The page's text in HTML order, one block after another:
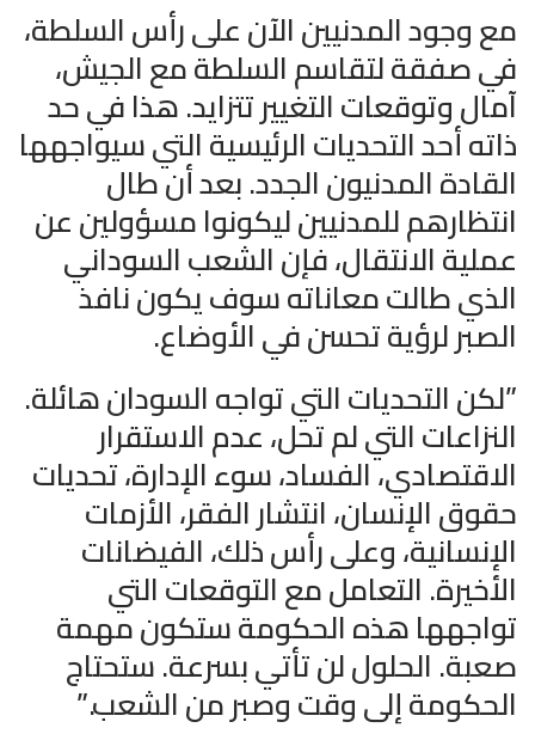
مع وجود المدنيين الآن على رأس السلطة،
في صفقة لتقاسم السلطة مع الجيش،
آمال وتوقعات التغيير تتزايد. هذا في حد
ذاته أحد التحديات الرئيسية التي سيواجهها
القادة المدنيون الجدد. بعد أن طال
انتظارهم للمدنيين ليكونوا مسؤولين عن
عملية الانتقال، فإن الشعب السوداني
الذي طالت معاناته سوف يكون نافذ
الصبر لرؤية تحسن في الأوضاع.
”لكن التحديات التي تواجه السودان هائلة.
النزاعات التي لم تحل، عدم الاستقرار
الاقتصادي، الفساد، سوء الإدارة، تحديات
حقوق الإنسان، انتشار الفقر، الأزمات
الإنسانية، وعلى رأس ذلك، الفيضانات
الأخيرة. التعامل مع التوقعات التي
تواجهها هذه الحكومة ستكون مهمة
صعبة. الحلول لن تأتي بسرعة. ستحتاج
الحكومة إلى وقت وصبر من الشعب.”